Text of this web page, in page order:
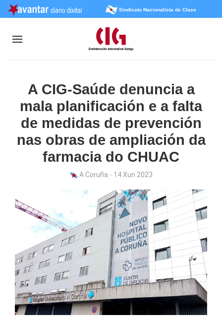
Sindicato Nacionalista de Clase
A CIG-Saúde denuncia a
mala planificación e a falta
de medidas de prevención
nas obras de ampliación da
farmacia do CHUAC
A Coruña - 14 Xun 2023